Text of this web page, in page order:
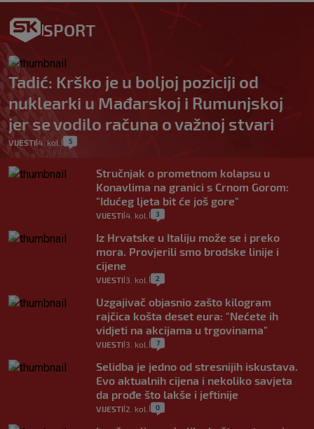
SPORT
Tadić: Krško je u boljoj poziciji od
nuklearki u Mađarskoj i Rumunjskoj
jer se vodilo računa o važnoj stvari
VIJESTI|4. kol. 5
Stručnjak o prometnom kolapsu u
Konavlima na granici s Crnom Gorom:
"Idućeg ljeta bit će još gore"
VIJESTI 4. kol. 3
Iz Hrvatske u Italiju može se i preko
mora. Provjerili smo brodske linije i
cijene
VIJESTI 3. kol. 2
Uzgajivač objasnio zašto kilogram
rajčica košta deset eura: "Nećete ih
vidjeti na akcijama u trgovinama"
VIJESTI 3. kol. 7
Selidba je jedno od stresnijih iskustava.
Evo aktualnih cijena i nekoliko savjeta
da prođe što lakše i jeftinije
VIJESTI 2. kol. 0